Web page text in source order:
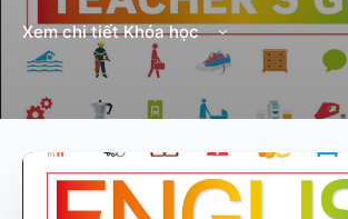
Xem chi tiết Khóa học